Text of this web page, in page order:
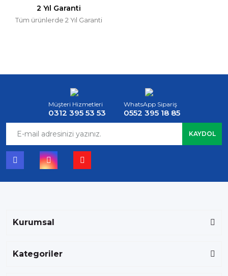
2 Yıl Garanti
Tüm ürünlerde 2 Yıl Garanti
Müşteri Hizmetleri
0312 395 53 53
WhatsApp Sipariş
0552 395 18 85
KAYDOL
Kurumsal
Kategoriler